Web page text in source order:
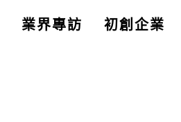
業界專訪 初創企業